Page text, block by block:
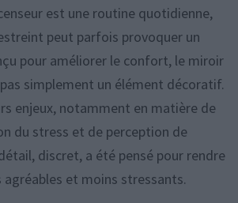
est une routine quotidienne,
peut parfois provoquer un
pour améliorer le confort, le miroir
pas simplement un élément décoratif.
enjeux, notamment en matière de
du stress et de perception de
discret, a été pensé pour rendre
et moins stressants.